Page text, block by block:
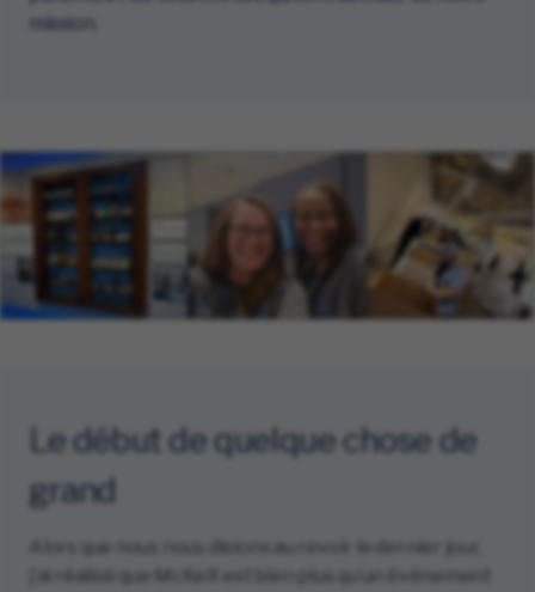
mission.
Le début de quelque chose de
grand
Alors que nous nous disions au revoir le dernier jour,